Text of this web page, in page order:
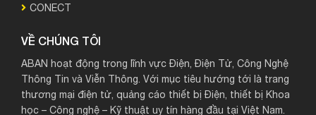
CONECT
VỀ CHÚNG TÔI
ABAN hoạt động trong lĩnh vực Điện, Điện Tử, Công Nghệ
Thông Tin và Viễn Thông. Với mục tiêu hướng tới là trang
thương mại điện tử, quảng cáo thiết bị Điện, thiết bị Khoa
học – Công nghệ – Kỹ thuật uy tín hàng đầu tại Việt Nam.